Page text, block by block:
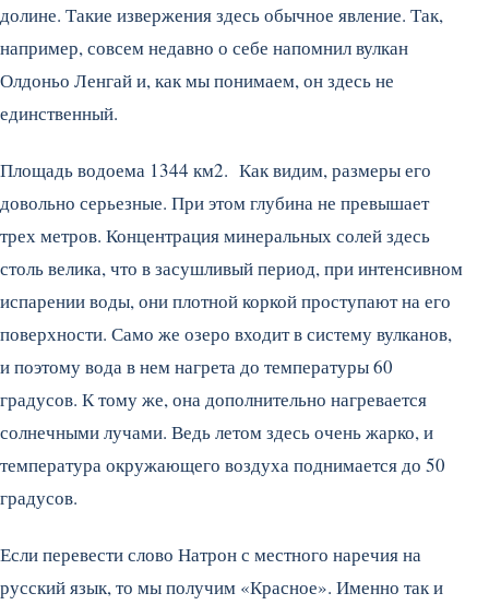
долине. Такие извержения здесь обычное явление. Так,
например, совсем недавно о себе напомнил вулкан
Олдоньо Ленгай и, как мы понимаем, он здесь не
единственный.
Площадь водоема 1344 км2. Как видим, размеры его
довольно серьезные. При этом глубина не превышает
трех метров. Концентрация минеральных солей здесь
столь велика, что в засушливый период, при интенсивном
испарении воды, они плотной коркой проступают на его
поверхности. Само же озеро входит в систему вулканов,
и поэтому вода в нем нагрета до температуры 60
градусов. К тому же, она дополнительно нагревается
солнечными лучами. Ведь летом здесь очень жарко, и
температура окружающего воздуха поднимается до 50
градусов.
Если перевести слово Натрон с местного наречия на
русский язык, то мы получим «Красное». Именно так и